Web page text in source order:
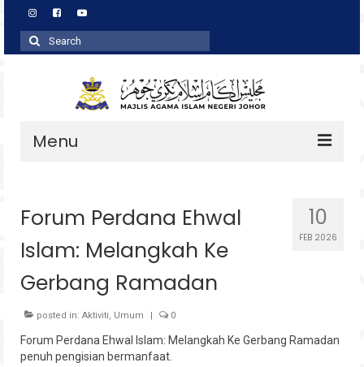
Search
for:
Menu
Zakat
Agihan
Wakaf
Baitulmal
Pembangunan Asnaf
10
FEB 2026
Forum Perdana Ehwal
Islam: Melangkah Ke
Gerbang Ramadan
posted in: Aktiviti, Umum | 0
Forum Perdana Ehwal Islam: Melangkah Ke Gerbang Ramadan
penuh pengisian bermanfaat.